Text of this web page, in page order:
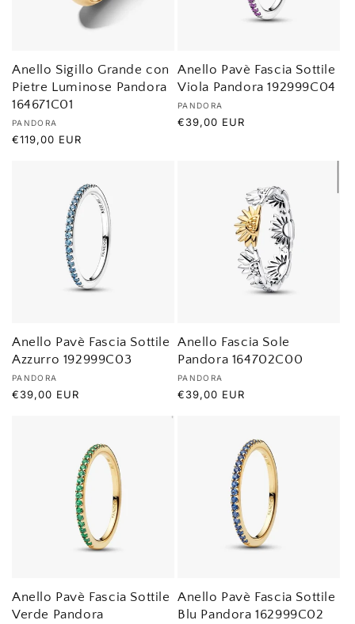
Anello Sigillo Grande con
Pietre Luminose Pandora
164671C01
Produttore:
PANDORA
Prezzo
€119,00 EUR
Anello Pavè Fascia Sottile
Viola Pandora 192999C04
Produttore:
PANDORA
Prezzo
€39,00 EUR
Anello Pavè Fascia Sottile
Azzurro 192999C03
Produttore:
PANDORA
Prezzo
€39,00 EUR
Anello Fascia Sole
Pandora 164702C00
Produttore:
PANDORA
Prezzo
€39,00 EUR
Anello Pavè Fascia Sottile
Verde Pandora
Anello Pavè Fascia Sottile
Blu Pandora 162999C02